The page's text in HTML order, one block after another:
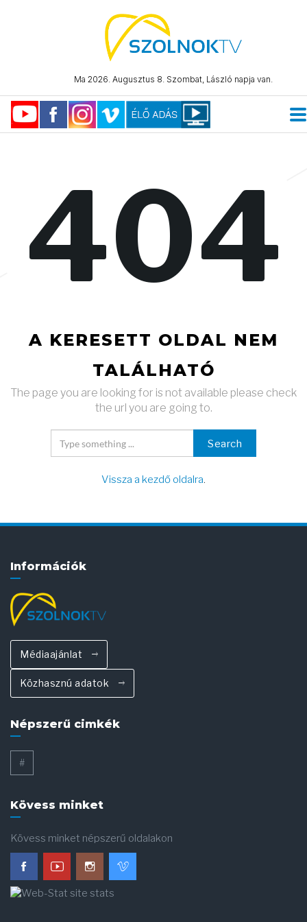
Ma 2026. Augusztus 8. Szombat, László napja van.
404
A KERESETT OLDAL NEM
TALÁLHATÓ
The page you are looking for is not available please check
the url you are going to.
Search
Vissza a kezdő oldalra.
Információk
Médiaajánlat
Közhasznú adatok
Népszerű cimkék
#
Kövess minket
Kövess minket népszerű oldalakon